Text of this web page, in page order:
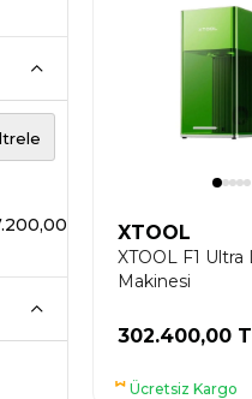
TL XTOOL
XTOOL F1 Ultra
Makinesi
302.400,00
Ücretsiz Kargo